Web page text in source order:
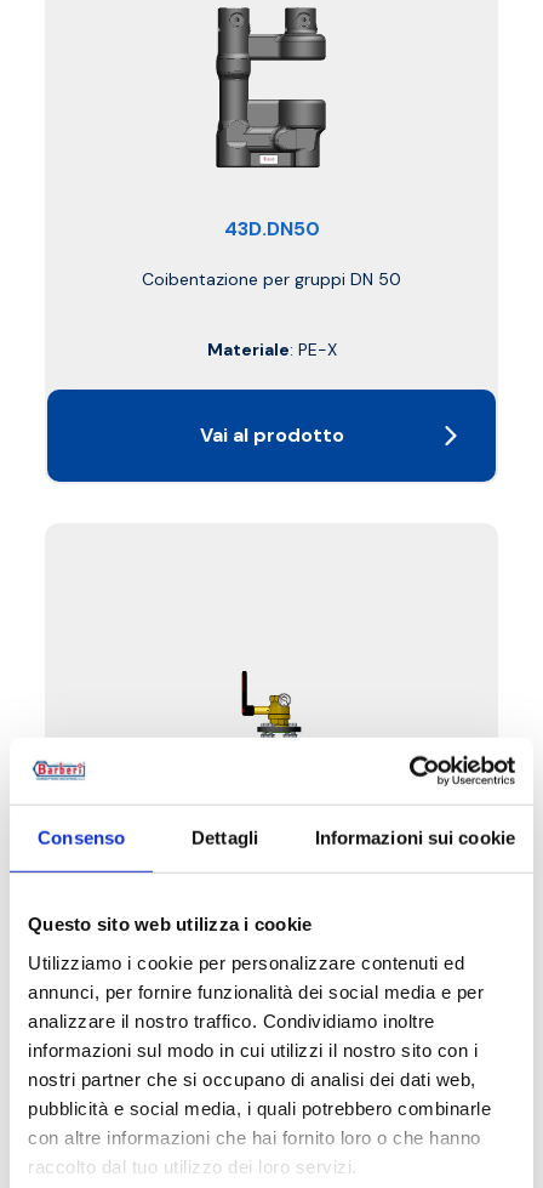
Consenso Dettagli Informazioni sui cookie
Questo sito web utilizza i cookie
Utilizziamo i cookie per personalizzare contenuti ed
annunci, per fornire funzionalità dei social media e per
analizzare il nostro traffico. Condividiamo inoltre
informazioni sul modo in cui utilizzi il nostro sito con i
nostri partner che si occupano di analisi dei dati web,
pubblicità e social media, i quali potrebbero combinarle
con altre informazioni che hai fornito loro o che hanno
raccolto dal tuo utilizzo dei loro servizi.
43D.DN50
Coibentazione per gruppi DN 50
Materiale: PE-X
Vai al prodotto
PN 16 per pompa
Temperatura massima di esercizio: 95 °C
Pressione massima di esercizio: 10 bar
Vai al prodotto